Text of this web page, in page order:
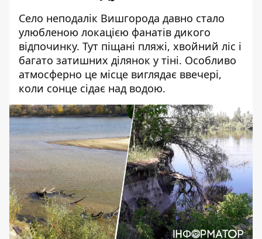
Село неподалік Вишгорода давно стало
улюбленою локацією фанатів дикого
відпочинку. Тут піщані пляжі, хвойний ліс і
багато затишних ділянок у тіні. Особливо
атмосферно це місце виглядає ввечері,
коли сонце сідає над водою.